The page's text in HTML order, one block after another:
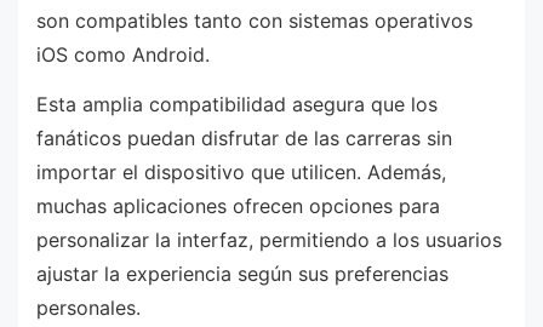
son compatibles tanto con sistemas operativos
iOS como Android.
Esta amplia compatibilidad asegura que los
fanáticos puedan disfrutar de las carreras sin
importar el dispositivo que utilicen. Además,
muchas aplicaciones ofrecen opciones para
personalizar la interfaz, permitiendo a los usuarios
ajustar la experiencia según sus preferencias
personales.